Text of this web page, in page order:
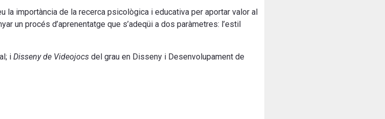
importància de la recerca psicològica i educativa per aportar valor al
un procés d’aprenentatge que s’adeqüi a dos paràmetres: l’estil
i Disseny de Videojocs del grau en Disseny i Desenvolupament de